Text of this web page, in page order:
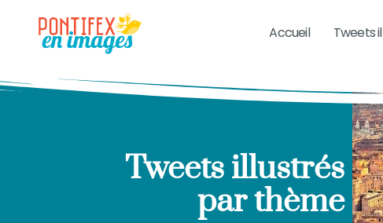
Accueil Tweets
Tweets illustrés
par thème